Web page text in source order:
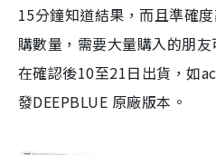
15分鐘知道結果，而且準確
購數量，需要大量購入的朋
在確認後10至21日出貨，如
發DEEPBLUE 原廠版本。